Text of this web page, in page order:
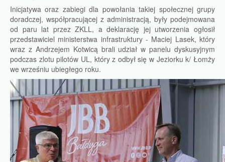
Inicjatywa oraz zabiegi dla powołania takiej społecznej grupy
doradczej, współpracującej z administracją, były podejmowana
od paru lat przez ZKLL, a deklarację jej utworzenia ogłosił
przedstawiciel ministerstwa infrastruktury - Maciej Lasek, który
wraz z Andrzejem Kotwicą brali udział w panelu dyskusyjnym
podczas zlotu pilotów UL, który z odbył się w Jeziorku k/ Łomży
we wrześniu ubiegłego roku.